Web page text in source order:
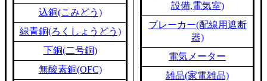
込銅(こみどう)
緑青銅(ろくしょうどう)
下銅(二号銅)
無酸素銅(OFC)
設備,電気室)
ブレーカー(配線用遮断
器)
電気メーター
雑品(家電雑品)